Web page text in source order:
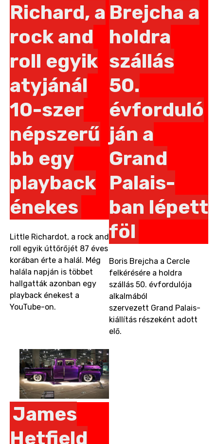
Richard, a
rock and
roll egyik
atyjánál
10-szer
népszerű
bb egy
playback
énekes
Little Richardot, a rock and
roll egyik úttőrőjét 87 éves
korában érte a halál. Még
halála napján is többet
hallgatták azonban egy
playback énekest a
YouTube-on.
Brejcha a
holdra
szállás
50.
évforduló
ján a
Grand
Palais-
ban lépett
föl
Boris Brejcha a Cercle
felkérésére a holdra
szállás 50. évfordulója
alkalmából
szervezett Grand Palais-
kiállítás részeként adott
elő.
James
Hetfield